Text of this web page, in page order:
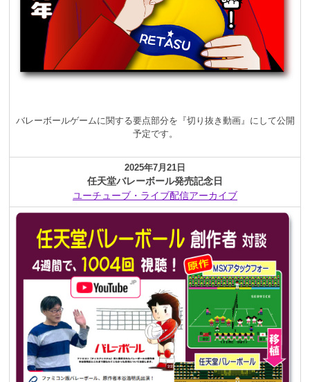
バレーボールゲームに関する要点部分を『切り抜き動画』にして公開
予定です。
2025年7月21日
任天堂バレーボール発売記念日
ユーチューブ・ライブ配信アーカイブ